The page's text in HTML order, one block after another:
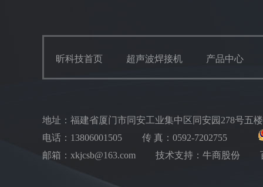
昕科技首页 超声波焊接机 产品中心
地址：福建省厦门市同安工业集中区同安园278号五
电话：13806001505
传 真：0592-7202755
邮箱：xkjcsb@163.com
技术支持：牛商股份